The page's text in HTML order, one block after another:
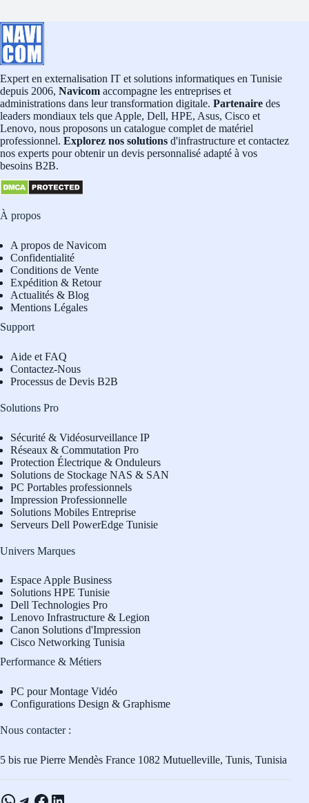
Expert en externalisation IT et solutions informatiques en Tunisie
depuis 2006, Navicom accompagne les entreprises et
administrations dans leur transformation digitale. Partenaire des
leaders mondiaux tels que Apple, Dell, HPE, Asus, Cisco et
Lenovo, nous proposons un catalogue complet de matériel
professionnel. Explorez nos solutions d'infrastructure et contactez
nos experts pour obtenir un devis personnalisé adapté à vos
besoins B2B.
À propos
A propos de Navicom
Confidentialité
Conditions de Vente
Expédition & Retour
Actualités & Blog
Mentions Légales
Support
Aide et FAQ
Contactez-Nous
Processus de Devis B2B
Solutions Pro
Sécurité & Vidéosurveillance IP
Réseaux & Commutation Pro
Protection Électrique & Onduleurs
Solutions de Stockage NAS & SAN
PC Portables professionnels
Impression Professionnelle
Solutions Mobiles Entreprise
Serveurs Dell PowerEdge Tunisie
Univers Marques
Espace Apple Business
Solutions HPE Tunisie
Dell Technologies Pro
Lenovo Infrastructure & Legion
Canon Solutions d'Impression
Cisco Networking Tunisia
Performance & Métiers
PC pour Montage Vidéo
Configurations Design & Graphisme
Nous contacter :
5 bis rue Pierre Mendès France 1082 Mutuelleville, Tunis, Tunisia